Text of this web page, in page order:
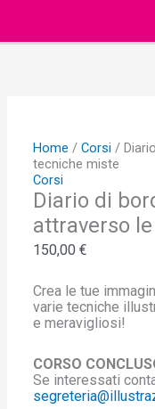
contenuto
Home /Corsi /
tecniche miste
Corsi
Diario di
attraverso
150,00€
Crea le tue
varie tecniche
e meravigliosi!
CORSO
Se interessati